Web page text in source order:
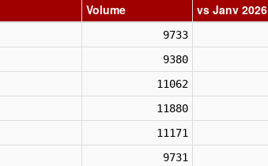
Volume vs Janv 2026
9733
9380
11062
11880
11171
9731